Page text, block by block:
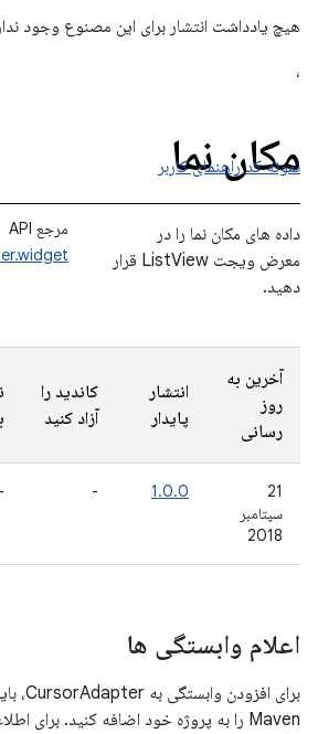
هیچ یادداشت انتشار برای این مصنوع وجود
،
مکان نما
نمونه کد راهنمای کاربر
مرجع API
داده های مکان نما را در
معرض ویجت ListView قرار
دهید.
آخرین به
روز
رسانی
انتشار
پایدار
کاندید را
آزاد کنید
21
سپتامبر
2018
1.0.0
-
-
اعلام وابستگی ها
Maven را به پروژه خود اضافه کنید. برای اطلاعات بیشتر،